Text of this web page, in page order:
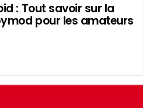
: Tout savoir sur la
pour les amateurs